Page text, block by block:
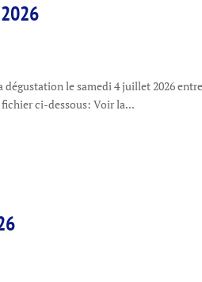
2026
le samedi 4 juillet 2026
ci-dessous: Voir la...